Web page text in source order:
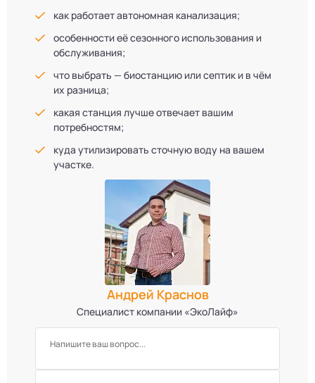
как работает автономная канализация;
особенности её сезонного использования и
обслуживания;
что выбрать — биостанцию или септик и в чём
их разница;
какая станция лучше отвечает вашим
потребностям;
куда утилизировать сточную воду на вашем
участке.
Андрей Краснов
Специалист компании «ЭкоЛайф»